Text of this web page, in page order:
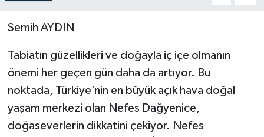
Semih AYDIN
Tabiatın güzellikleri ve doğayla iç içe olmanın
önemi her geçen gün daha da artıyor. Bu
noktada, Türkiye’nin en büyük açık hava doğal
yaşam merkezi olan Nefes Dağyenice,
doğaseverlerin dik­katini çekiyor. Nefes